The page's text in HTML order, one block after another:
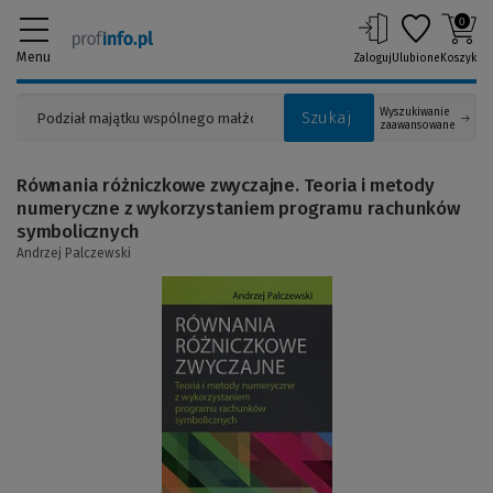
Menu
Szukaj
Wyszukiwanie
zaawansowane
ZalogujUlubione
0
Koszyk
do
Równania różniczkowe zwyczajne. Teoria i metody
numeryczne z wykorzystaniem programu rachunków
symbolicznych
Andrzej Palczewski